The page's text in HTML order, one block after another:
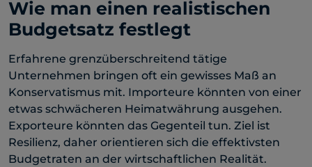
Wie man einen realistischen
Budgetsatz festlegt
Erfahrene grenzüberschreitend tätige
Unternehmen bringen oft ein gewisses Maß an
Konservatismus mit. Importeure könnten von einer
etwas schwächeren Heimatwährung ausgehen.
Exporteure könnten das Gegenteil tun. Ziel ist
Resilienz, daher orientieren sich die effektivsten
Budgetraten an der wirtschaftlichen Realität.